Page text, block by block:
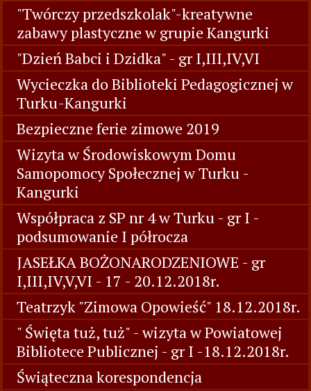
"Twórczy przedszkolak"-kreatywne
zabawy plastyczne w grupie Kangurki
"Dzień Babci i Dzidka" - gr I,III,IV,VI
Wycieczka do Biblioteki Pedagogicznej w
Turku-Kangurki
Bezpieczne ferie zimowe 2019
Wizyta w Środowiskowym Domu
Samopomocy Społecznej w Turku -
Kangurki
Współpraca z SP nr 4 w Turku - gr I -
podsumowanie I półrocza
JASEŁKA BOŻONARODZENIOWE - gr
I,III,IV,V,VI - 17 - 20.12.2018r.
Teatrzyk "Zimowa Opowieść" 18.12.2018r.
" Święta tuż, tuż" - wizyta w Powiatowej
Bibliotece Publicznej - gr I -18.12.2018r.
Świąteczna korespondencja